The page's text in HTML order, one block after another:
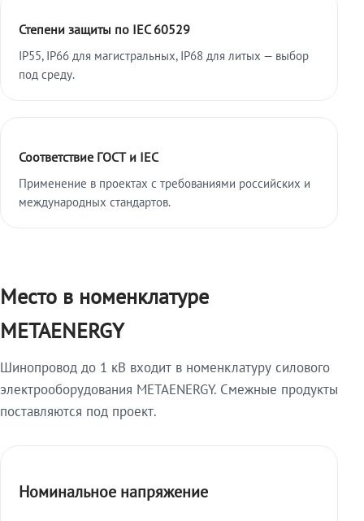
Степени защиты по IEC 60529
IP55, IP66 для магистральных, IP68 для литых — выбор
под среду.
Соответствие ГОСТ и IEC
Применение в проектах с требованиями российских и
международных стандартов.
Место в номенклатуре
METAENERGY
Шинопровод до 1 кВ входит в номенклатуру силового
электрооборудования METAENERGY. Смежные продукты
поставляются под проект.
Номинальное напряжение